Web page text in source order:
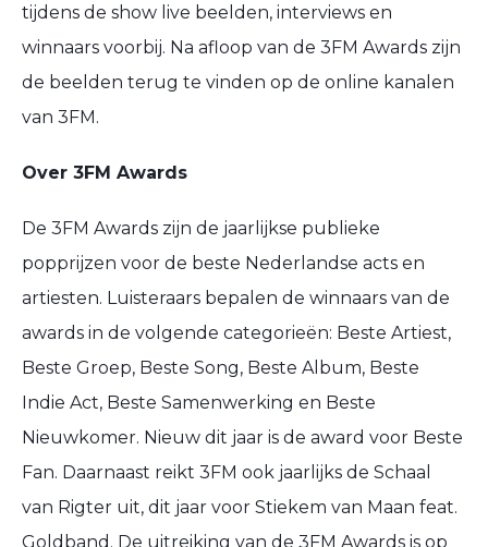
tijdens de show live beelden, interviews en
winnaars voorbij. Na afloop van de 3FM Awards zijn
de beelden terug te vinden op de online kanalen
van 3FM.
Over 3FM Awards
De 3FM Awards zijn de jaarlijkse publieke
popprijzen voor de beste Nederlandse acts en
artiesten. Luisteraars bepalen de winnaars van de
awards in de volgende categorieën: Beste Artiest,
Beste Groep, Beste Song, Beste Album, Beste
Indie Act, Beste Samenwerking en Beste
Nieuwkomer. Nieuw dit jaar is de award voor Beste
Fan. Daarnaast reikt 3FM ook jaarlijks de Schaal
van Rigter uit, dit jaar voor Stiekem van Maan feat.
Goldband. De uitreiking van de 3FM Awards is op